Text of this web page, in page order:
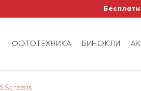
ФОТОТЕХНИКА БИНОКЛИ
Screens